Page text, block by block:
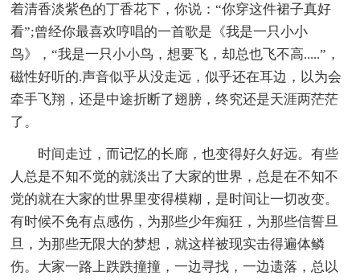
着清香淡紫色的丁香花下，你说：“你穿这件裙子真好
看”;曾经你最喜欢哼唱的一首歌是《我是一只小小
鸟》，“我是一只小小鸟，想要飞，却总也飞不高.....”，
磁性好听的.声音似乎从没走远，似乎还在耳边，以为会
牵手飞翔，还是中途折断了翅膀，终究还是天涯两茫茫
了。
时间走过，而记忆的长廊，也变得好久好远。有些
人总是不知不觉的就淡出了大家的世界，总是在不知不
觉的就在大家的世界里变得模糊，是时间让一切改变。
有时候不免有点感伤，为那些少年痴狂，为那些信誓旦
旦，为那些无限大的梦想，就这样被现实击得遍体鳞
伤。大家一路上跌跌撞撞，一边寻找，一边遗落，总以